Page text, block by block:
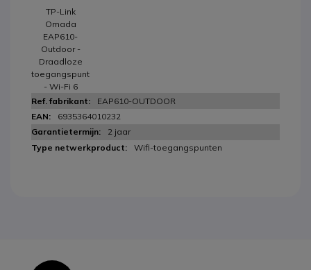
TP-Link
Omada
EAP610-
Outdoor -
Draadloze
toegangspunt
- Wi-Fi 6
EAP610-OUTDOOR
6935364010232
2 jaar
Wifi-toegangspunten